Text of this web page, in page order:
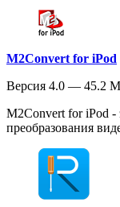
M2Convert for iPod
Версия 4.0 — 45.2
M2Convert for iPod -
преобразования